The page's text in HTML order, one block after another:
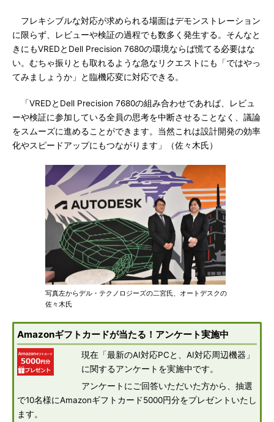
フレキシブルな対応が求められる場面はデモンストレーション
に限らず、レビューや検証の過程でも数多く発生する。そんなと
きにもVREDとDell Precision 7680の環境ならば慌てる必要はな
い。むちゃ振りとも取れるような急なリクエストにも「ではやっ
てみましょうか」と臨機応変に対応できる。
「VREDとDell Precision 7680の組み合わせであれば、レビュ
ーや検証に参加している全員の思考を中断させることなく、議論
をスムーズに進めることができます。当然これは設計開発の効率
化やスピードアップにもつながります」（佐々木氏）
写真左からデル・テクノロジーズの二宮氏、オートデスクの
佐々木氏
Amazonギフトカードが当たる！アンケート実施中
現在「最新のAI対応PCと、AI対応周辺機器」
に関するアンケートを実施中です。
アンケートにご回答いただいた方から、抽選
で10名様にAmazonギフトカード5000円分をプレゼントいたし
ます。